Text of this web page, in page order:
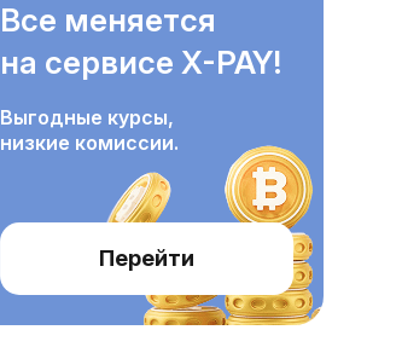
Все меняется
на сервисе X-PAY!
Выгодные курсы,
низкие комиссии.
Перейти